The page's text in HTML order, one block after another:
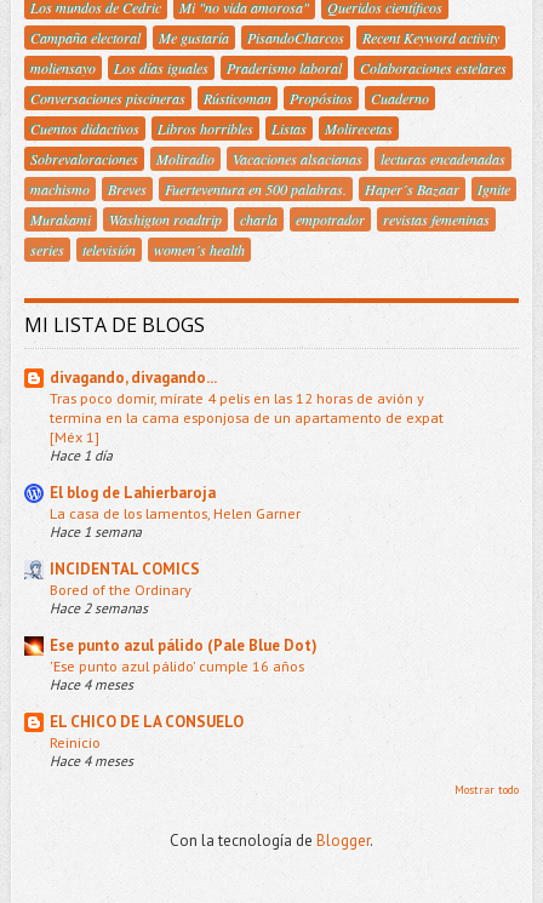
Los mundos de Cedric
Mi "no vida amorosa"
Queridos científicos
Campaña electoral
Me gustaría PisandoCharcos
Recent Keyword activity
moliensayo
Los días iguales Praderismo laboral
Colaboraciones estelares
Conversaciones piscineras
Rústicoman Propósitos
Cuaderno
Cuentos didactivos
Libros horribles Listas
Molirecetas
Sobrevaloraciones
Moliradio Vacaciones alsacianas
lecturas encadenadas
machismo
Breves Fuerteventura en 500 palabras. Haper´s Bazaar
Ignite
Murakami
Washigton roadtrip charla empotrador
revistas femeninas
series
televisión women´s health
MI LISTA DE BLOGS
divagando, divagando...
Tras poco domir, mírate 4 pelis en las 12 horas de avión y
termina en la cama esponjosa de un apartamento de expat
[Méx 1]
Hace 1 día
El blog de Lahierbaroja
La casa de los lamentos, Helen Garner
Hace 1 semana
INCIDENTAL COMICS
Bored of the Ordinary
Hace 2 semanas
Ese punto azul pálido (Pale Blue Dot)
'Ese punto azul pálido' cumple 16 años
Hace 4 meses
EL CHICO DE LA CONSUELO
Reinicio
Hace 4 meses
Mostrar todo
Con la tecnología de Blogger.